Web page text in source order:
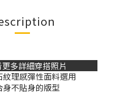
多詳細穿搭照片
紋理感彈性面料選用
身不貼身的版型